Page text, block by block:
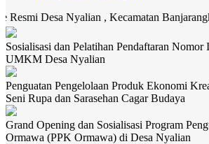
Nyalian , Kecamatan Banjarangkan,
Sosialisasi dan Pelatihan Pendaftaran Nomor
UMKM Desa Nyalian
Penguatan Pengelolaan Produk Ekonomi
Seni Rupa dan Sarasehan Cagar Budaya
Grand Opening dan Sosialisasi Program
Ormawa (PPK Ormawa) di Desa Nyalian